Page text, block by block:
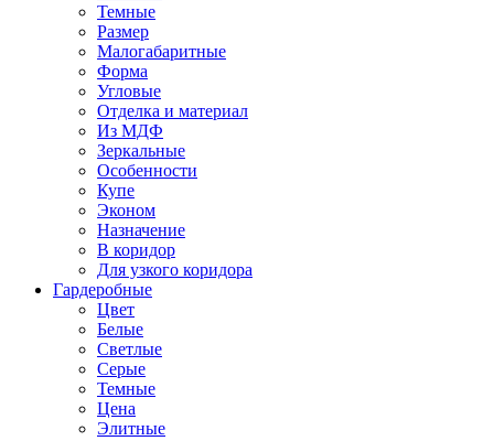
Темные
Размер
Малогабаритные
Форма
Угловые
Отделка и материал
Из МДФ
Зеркальные
Особенности
Купе
Эконом
Назначение
В коридор
Для узкого коридора
Гардеробные
Цвет
Белые
Светлые
Серые
Темные
Цена
Элитные